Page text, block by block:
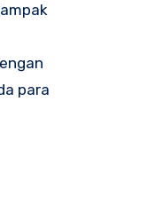
para